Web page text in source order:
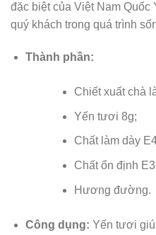
đặc biệt của Việt Nam
quý khách trong quá trình
Thành phần:
Chiết xuất chà
Yến tươi 8g;
Chất làm dày
Chất ổn định
Hương đường.
Công dụng: Yến tươi